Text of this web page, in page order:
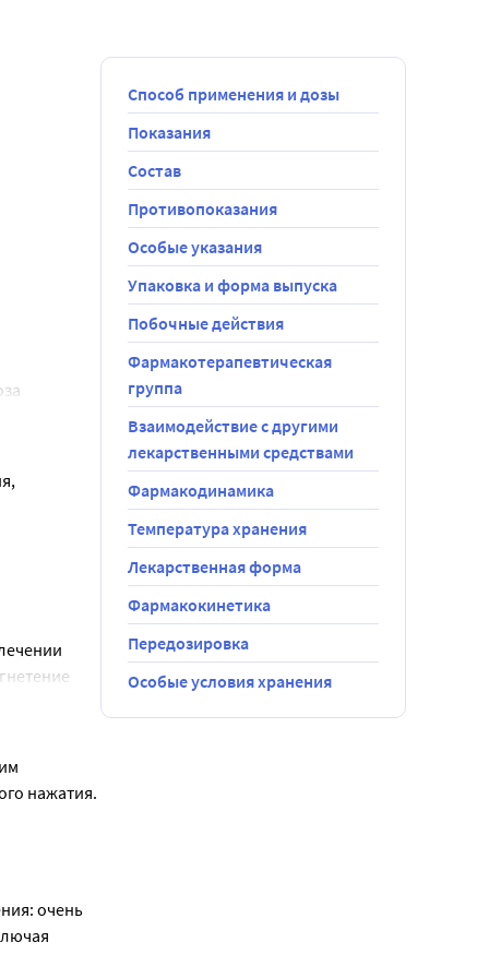
оценить,
течение
во время
нажатия.
очень
Способ применения и дозы
Показания
Состав
Противопоказания
Особые указания
Упаковка и форма выпуска
Побочные действия
Фармакотерапевтическая
группа
Взаимодействие с другими
лекарственными средствами
Фармакодинамика
Температура хранения
Лекарственная форма
Фармакокинетика
Передозировка
Особые условия хранения